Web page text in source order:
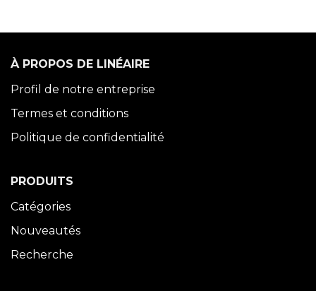
À PROPOS DE LINÉAIRE
Profil de notre entreprise
Termes et conditions
Politique de confidentialité
PRODUITS
Catégories
Nouveautés
Recherche